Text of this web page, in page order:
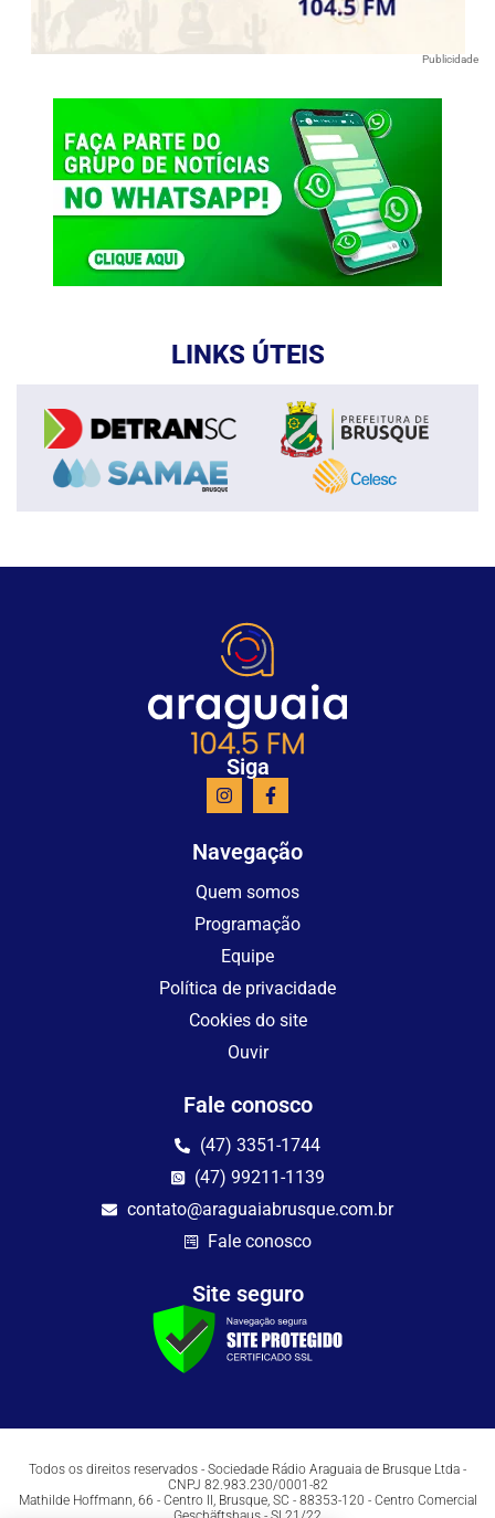
Publicidade
LINKS ÚTEIS
Siga
Navegação
Quem somos
Programação
Equipe
Política de privacidade
Cookies do site
Ouvir
Fale conosco
(47) 3351-1744
(47) 99211-1139
contato@araguaiabrusque.com.br
Fale conosco
Site seguro
Todos os direitos reservados - Sociedade Rádio Araguaia de Brusque Ltda -
CNPJ 82.983.230/0001-82
Mathilde Hoffmann, 66 - Centro II, Brusque, SC - 88353-120 - Centro Comercial